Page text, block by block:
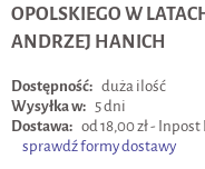
OPOLSKIEGO W
ANDRZEJ HANICH
Dostępność: duża ilość
Wysyłka w: 5 dni
Dostawa: od 18,00 zł- Inpost
Cena nie zawiera
sprawdź formy dostawy